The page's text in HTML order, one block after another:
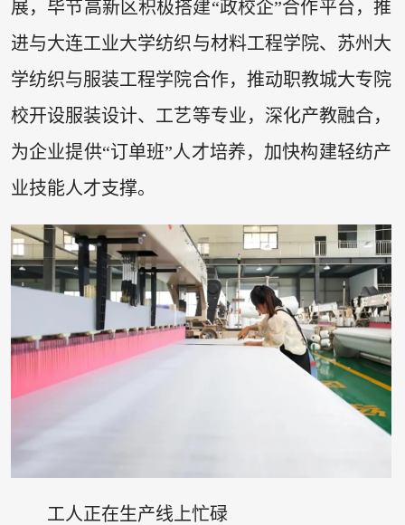
展，毕节高新区积极搭建“政校企”合作平台，推
进与大连工业大学纺织与材料工程学院、苏州大
学纺织与服装工程学院合作，推动职教城大专院
校开设服装设计、工艺等专业，深化产教融合，
为企业提供“订单班”人才培养，加快构建轻纺产
业技能人才支撑。
工人正在生产线上忙碌